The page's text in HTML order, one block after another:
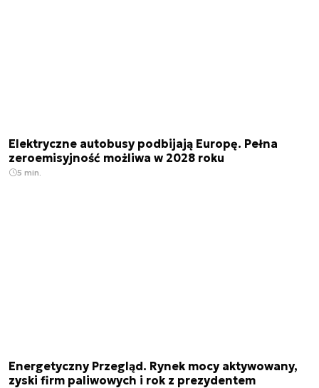
Elektryczne autobusy podbijają Europę. Pełna
zeroemisyjność możliwa w 2028 roku
5 min.
Energetyczny Przegląd. Rynek mocy aktywowany,
zyski firm paliwowych i rok z prezydentem